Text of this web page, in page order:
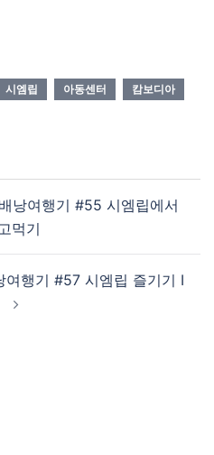
시엠립 아동센터
캄보디아
낭여행기 #55 시엠립에서
먹기
행기 #57 시엠립 즐기기 Ⅰ